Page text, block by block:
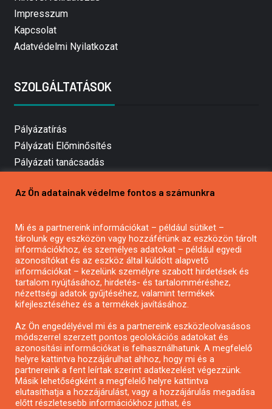
Impresszum
Kapcsolat
Adatvédelmi Nyilatkozat
SZOLGÁLTATÁSOK
Pályázatírás
Pályázati Előminősítés
Pályázati tanácsadás
Mezőgazdasági pályázatírás
Pályázatírás civil szervezeteknek
Pályázatírás önkormányzatoknak
Pályázatfigyelés
Specifikus pályázatfigyelés vagy hírlevél
Pályázatok magánszemélyeknek
Pályázatok civil szervezeteknek
Pályázatok vállalkozásoknak
Az Ön adatainak védelme fontos a számunkra
Mi és a partnereink információkat – például sütiket –
tárolunk egy eszközön vagy hozzáférünk az eszközön tárolt
információkhoz, és személyes adatokat – például egyedi
azonosítókat és az eszköz által küldött alapvető
információkat – kezelünk személyre szabott hirdetések és
tartalom nyújtásához, hirdetés- és tartalomméréshez,
nézettségi adatok gyűjtéséhez, valamint termékek
kifejlesztéséhez és a termékek javításához.
Az Ön engedélyével mi és a partnereink eszközleolvasásos
módszerrel szerzett pontos geolokációs adatokat és
azonosítási információkat is felhasználhatunk. A megfelelő
helyre kattintva hozzájárulhat ahhoz, hogy mi és a
partnereink a fent leírtak szerint adatkezelést végezzünk.
Másik lehetőségként a megfelelő helyre kattintva
elutasíthatja a hozzájárulást, vagy a hozzájárulás megadása
előtt részletesebb információkhoz juthat, és